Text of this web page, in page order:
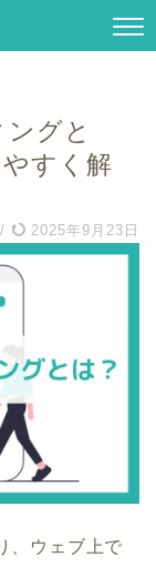
グと
すく解
/ 2025年9月23日
、ウェブ上で